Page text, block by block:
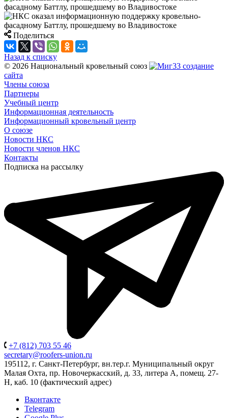
Поделиться
Назад к списку
© 2026 Национальный кровельный союз
создание
сайта
Члены союза
Партнеры
Учебный центр
Информационная деятельность
Информационный кровельный центр
О союзе
Новости НКС
Новости членов НКС
Контакты
Подписка на рассылку
+7 (812) 703 55 46
secretary@roofers-union.ru
195112, г. Санкт-Петербург, вн.тер.г. Муниципальный округ
Малая Охта, пр. Новочеркасский, д. 33, литера А, помещ. 27-
Н, каб. 10 (фактический адрес)
Вконтакте
Telegram